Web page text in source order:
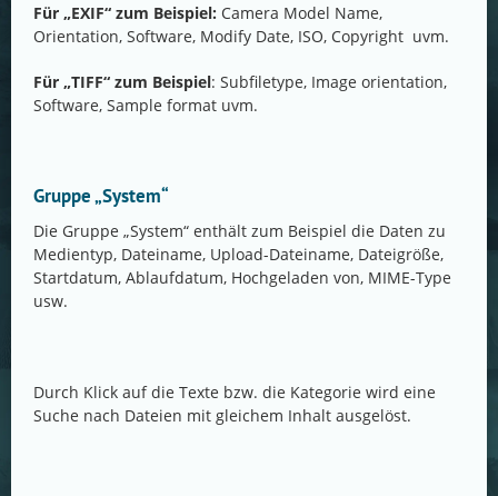
Für „EXIF“ zum Beispiel: Camera Model Name,
Orientation, Software, Modify Date, ISO, Copyright uvm.
Für „TIFF“ zum Beispiel: Subfiletype, Image orientation,
Software, Sample format uvm.
Gruppe „System“
Die Gruppe „System“ enthält zum Beispiel die Daten zu
Medientyp, Dateiname, Upload-Dateiname, Dateigröße,
Startdatum, Ablaufdatum, Hochgeladen von, MIME-Type
usw.
Durch Klick auf die Texte bzw. die Kategorie wird eine
Suche nach Dateien mit gleichem Inhalt ausgelöst.